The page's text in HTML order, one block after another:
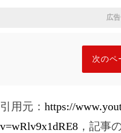
は声も出せず凍りついた広告
次のペ
引用元： https://
v=wRlv9x1dRE8 ，記事